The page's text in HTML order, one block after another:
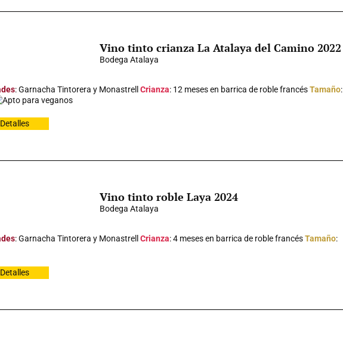
Vino tinto crianza La Atalaya del Camino 2022
Bodega Atalaya
: Garnacha Tintorera y Monastrell Crianza: 12 meses en barrica de roble francésTamaño:
Apto para veganos
Detalles
Vino tinto roble Laya 2024
Bodega Atalaya
: Garnacha Tintorera y Monastrell Crianza: 4 meses en barrica de roble francésTamaño:
Detalles